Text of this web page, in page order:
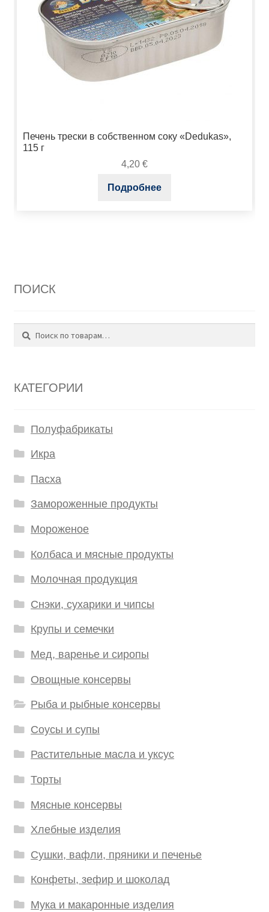
Печень трески в собственном соку «Dedukas»,
115 г
4,20 €
Подробнее
ПОИСК
Поиск
КАТЕГОРИИ
Полуфабрикаты
Икра
Пасха
Замороженные продукты
Мороженое
Колбаса и мясные продукты
Молочная продукция
Снэки, сухарики и чипсы
Крупы и семечки
Мед, варенье и сиропы
Овощные консервы
Рыба и рыбные консервы
Соусы и супы
Растительные масла и уксус
Торты
Мясные консервы
Хлебные изделия
Сушки, вафли, пряники и печенье
Конфеты, зефир и шоколад
Мука и макаронные изделия